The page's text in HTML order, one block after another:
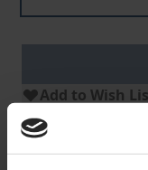
Add to Wish
Delivery cost notice